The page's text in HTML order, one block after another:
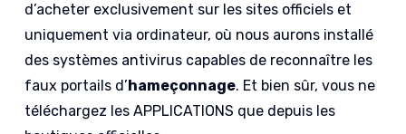
d’acheter exclusivement sur les sites officiels et
uniquement via ordinateur, où nous aurons installé
des systèmes antivirus capables de reconnaître les
faux portails d’hameçonnage. Et bien sûr, vous ne
téléchargez les APPLICATIONS que depuis les